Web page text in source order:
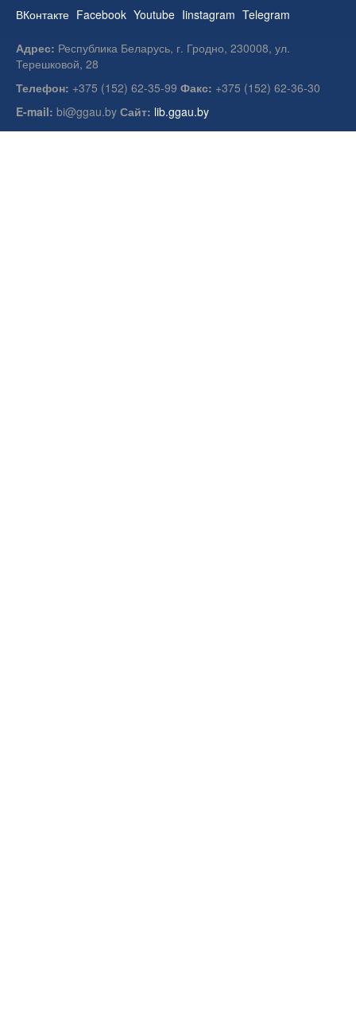
ВКонтакте Facebook Youtube Iinstagram Telegram
Адрес: Республика Беларусь, г. Гродно, 230008, ул.
Терешковой, 28
Телефон: +375 (152) 62-35-99 Факс: +375 (152) 62-36-30
E-mail: bi@ggau.by Сайт: lib.ggau.by